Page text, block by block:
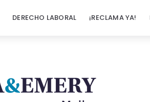
DERECHO LABORAL ¡RECLAMA YA!